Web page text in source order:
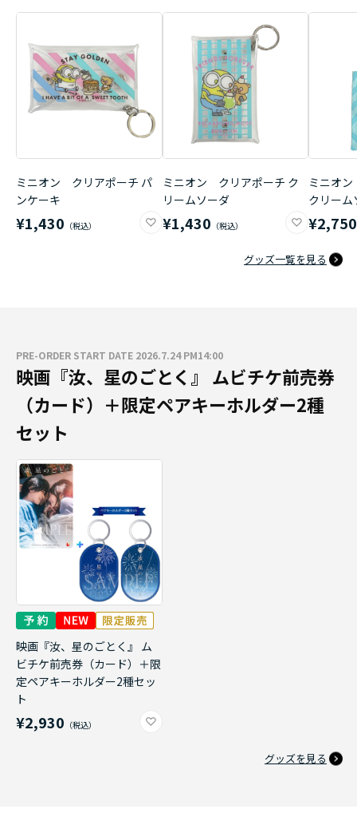
ミニオン クリアポーチ パ
ンケーキ
¥1,430
ミニオン クリアポーチ ク
リームソーダ
¥1,430
ミニオ
クリーム
¥2,750
グッズ一覧を見る
PRE-ORDER START DATE 2026.7.24 PM14:00
映画『汝、星のごとく』 ムビチケ前売券
（カード）＋限定ペアキーホルダー2種
セット
映画『汝、星のごとく』 ム
ビチケ前売券（カード）＋限
定ペアキーホルダー2種セッ
ト
¥2,930
グッズを見る